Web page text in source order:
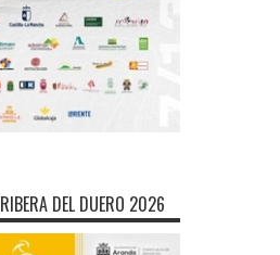
DEL DUERO 2026